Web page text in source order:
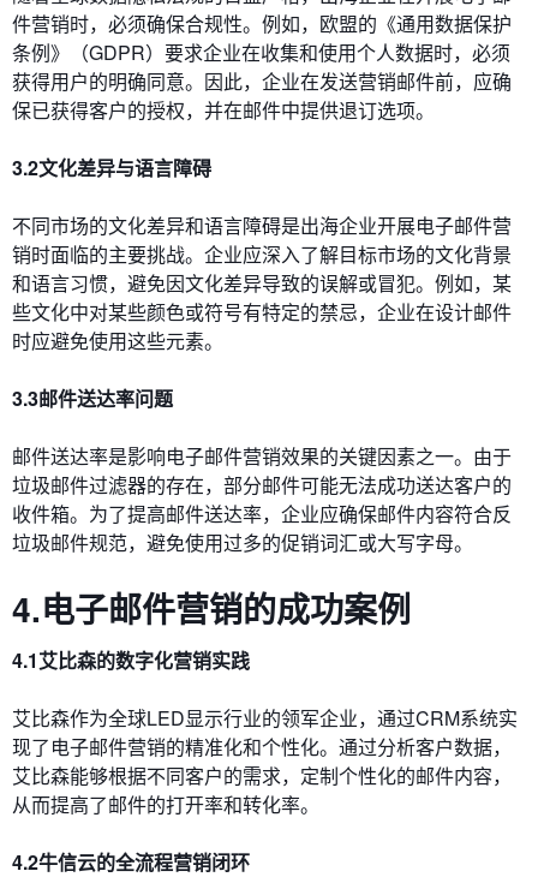
件营销时，必须确保合规性。例如，欧盟的《通用数据保护
条例》（GDPR）要求企业在收集和使用个人数据时，必须
获得用户的明确同意。因此，企业在发送营销邮件前，应确
保已获得客户的授权，并在邮件中提供退订选项。
3.2文化差异与语言障碍
不同市场的文化差异和语言障碍是出海企业开展电子邮件营
销时面临的主要挑战。企业应深入了解目标市场的文化背景
和语言习惯，避免因文化差异导致的误解或冒犯。例如，某
些文化中对某些颜色或符号有特定的禁忌，企业在设计邮件
时应避免使用这些元素。
3.3邮件送达率问题
邮件送达率是影响电子邮件营销效果的关键因素之一。由于
垃圾邮件过滤器的存在，部分邮件可能无法成功送达客户的
收件箱。为了提高邮件送达率，企业应确保邮件内容符合反
垃圾邮件规范，避免使用过多的促销词汇或大写字母。
4.电子邮件营销的成功案例
4.1艾比森的数字化营销实践
艾比森作为全球LED显示行业的领军企业，通过CRM系统实
现了电子邮件营销的精准化和个性化。通过分析客户数据，
艾比森能够根据不同客户的需求，定制个性化的邮件内容，
从而提高了邮件的打开率和转化率。
4.2牛信云的全流程营销闭环